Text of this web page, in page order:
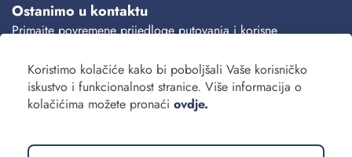
Ostanimo u kontaktu
Primajte povremene prijedloge putovanja i korisne
Prijava
Slažem se spravilima privatnosti
Koristimo kolačiće kako bi poboljšali Vaše korisničko
iskustvo i funkcionalnost stranice. Više informacija o
kolačićima možete pronaći ovdje.